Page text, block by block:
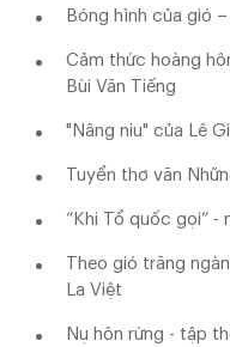
Bóng hình của gió
Cảm thức hoàng
Bùi Văn Tiếng
"Nâng niu" của Lê
Tuyển thơ văn
“Khi Tổ quốc gọi”
Theo gió trăng
La Việt
Nụ hôn rừng - tập